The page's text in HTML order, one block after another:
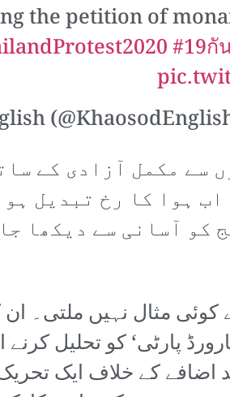
the petition of
#19กั
سے مکمل آزادی کے
ہوا کا رخ تبدیل
کو آسانی سے دیکھا
مثال نہیں ملتی۔ ان
پارٹی‘ کو تحلیل کرنے
کے خلاف ایک